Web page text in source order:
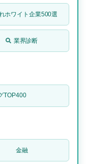
ホワイト企業500選
業界診断
TOP400
金融